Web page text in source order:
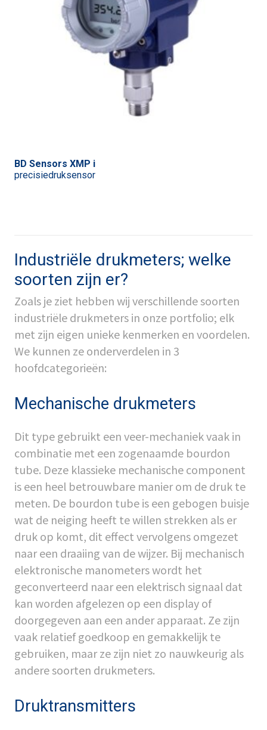
BD Sensors XMP i
precisiedruksensor
Industriële drukmeters; welke
soorten zijn er?
Zoals je ziet hebben wij verschillende soorten
industriële drukmeters in onze portfolio; elk
met zijn eigen unieke kenmerken en voordelen.
We kunnen ze onderverdelen in 3
hoofdcategorieën:
Mechanische drukmeters
Dit type gebruikt een veer-mechaniek vaak in
combinatie met een zogenaamde bourdon
tube. Deze klassieke mechanische component
is een heel betrouwbare manier om de druk te
meten. De bourdon tube is een gebogen buisje
wat de neiging heeft te willen strekken als er
druk op komt, dit effect vervolgens omgezet
naar een draaiing van de wijzer. Bij mechanisch
elektronische manometers wordt het
geconverteerd naar een elektrisch signaal dat
kan worden afgelezen op een display of
doorgegeven aan een ander apparaat. Ze zijn
vaak relatief goedkoop en gemakkelijk te
gebruiken, maar ze zijn niet zo nauwkeurig als
andere soorten drukmeters.
Druktransmitters